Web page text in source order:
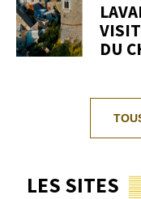
DU
LES SITES